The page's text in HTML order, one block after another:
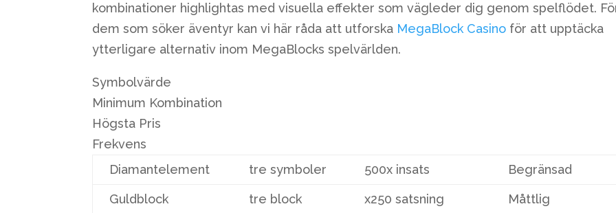
kombinationer highlightas med visuella effekter som vägleder dig genom spelflödet.
dem som söker äventyr kan vi här råda att utforska MegaBlock Casino för att upptäcka
ytterligare alternativ inom MegaBlocks spelvärlden.
Symbolvärde
Minimum Kombination
Högsta Pris
Frekvens
Diamantelement
tre symboler 500x insats Begränsad
Guldblock tre block x250 satsning Måttlig